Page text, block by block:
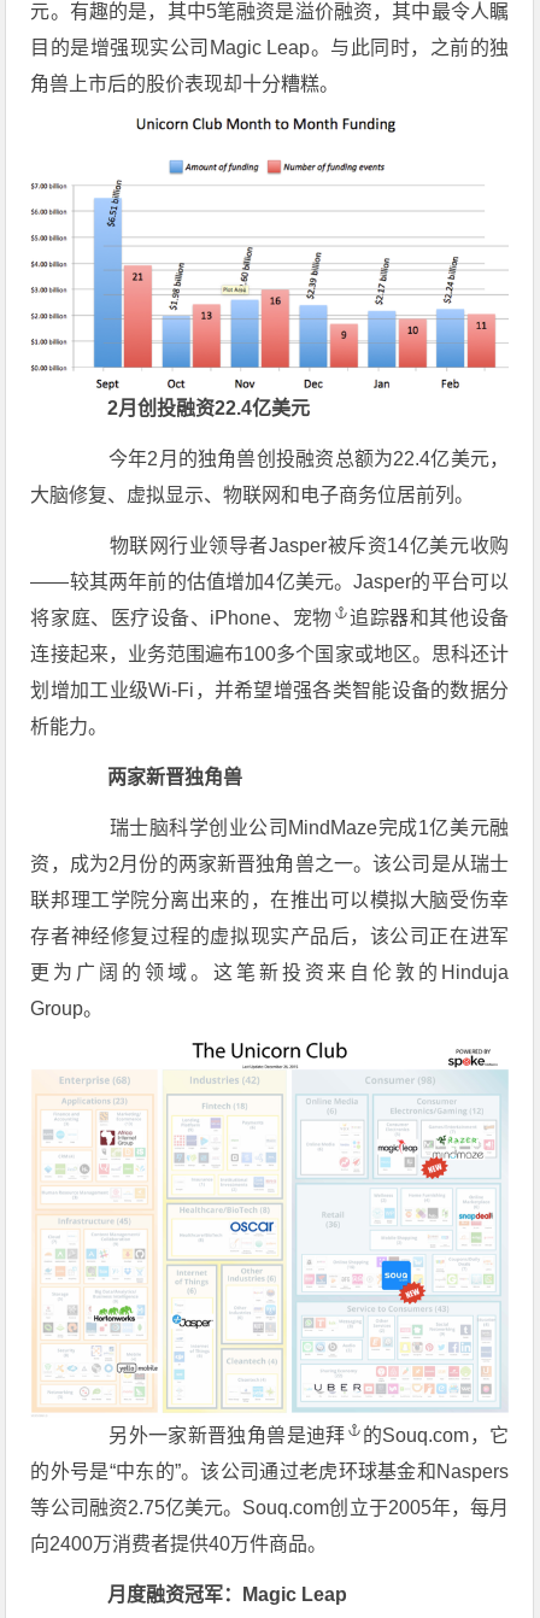
元。有趣的是，其中5笔融资是溢价融资，其中最令人瞩
目的是增强现实公司Magic Leap。与此同时，之前的独
角兽上市后的股价表现却十分糟糕。
2月创投融资22.4亿美元
今年2月的独角兽创投融资总额为22.4亿美元，
大脑修复、虚拟显示、物联网和电子商务位居前列。
物联网行业领导者Jasper被斥资14亿美元收购
——较其两年前的估值增加4亿美元。Jasper的平台可以
将家庭、医疗设备、iPhone、 宠物
追踪器和其他设备
连接起来，业务范围遍布100多个国家或地区。思科还计
划增加工业级Wi-Fi，并希望增强各类智能设备的数据分
析能力。
两家新晋独角兽
瑞士脑科学创业公司MindMaze完成1亿美元融
资，成为2月份的两家新晋独角兽之一。该公司是从瑞士
联邦理工学院分离出来的，在推出可以模拟大脑受伤幸
存者神经修复过程的虚拟现实产品后，该公司正在进军
更为广阔的领域。这笔新投资来自伦敦的Hinduja
Group。
另外一家新晋独角兽是迪拜
的Souq.com，它
的外号是“中东的”。该公司通过老虎环球基金和Naspers
等公司融资2.75亿美元。Souq.com创立于2005年，每月
向2400万消费者提供40万件商品。
月度融资冠军：Magic Leap